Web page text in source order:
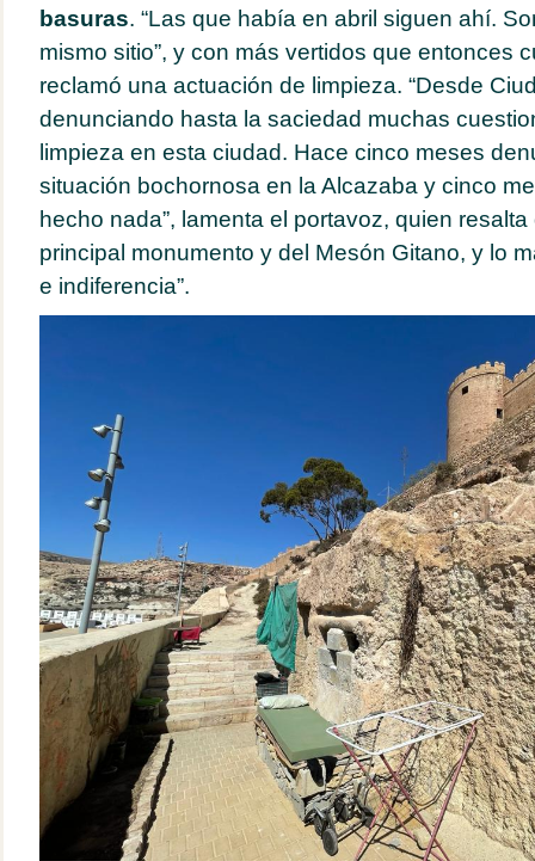
basuras. “Las que había en abril siguen ahí.
mismo sitio”, y con más vertidos que entonces
reclamó una actuación de limpieza. “Desde
denunciando hasta la saciedad muchas
limpieza en esta ciudad. Hace cinco meses
situación bochornosa en la Alcazaba y cinco
hecho nada”, lamenta el portavoz, quien resalta
principal monumento y del Mesón Gitano, y lo
e indiferencia”.